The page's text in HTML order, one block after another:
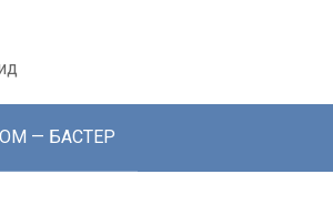
— БАСТЕР